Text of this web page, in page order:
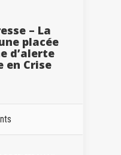
– La
placée
d’alerte
en Crise